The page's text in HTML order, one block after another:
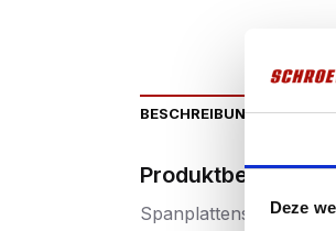
Deze
BESCHREIBUNG
Spanplattenschrauben